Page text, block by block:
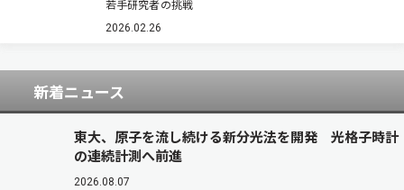
メント数，横軸は距離，画像の色は瞬時位相を示
している。図3（b）は，RAWデータをPIXART-Σ
若手研究者の挑戦
2026.02.26
新着ニュース
東大、原子を流し続ける新分光法を開発 光格子時計
の連続計測へ前進
2026.08.07